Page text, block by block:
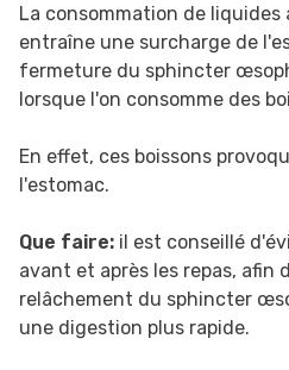
La consommation de liquides
entraîne une surcharge de
fermeture du sphincter
lorsque l'on consomme des
En effet, ces boissons
l'estomac.
Que faire: il est conseillé
avant et après les repas, afin
relâchement du sphincter
une digestion plus rapide.